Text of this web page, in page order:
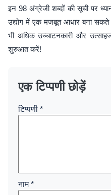
इन 98 अंग्रेजी शब्दों की सूची पर
उद्योग में एक मजबूत आधार बना
भी अधिक उच्चाटनकारी और
शुरुआत करें!
एक टिप्पणी छोड़ें
टिप्पणी *
नाम*